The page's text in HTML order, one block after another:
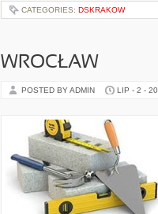
CATEGORIES: DSKRAKOW
WROCŁAW
POSTED BY ADMIN LIP - 2 -